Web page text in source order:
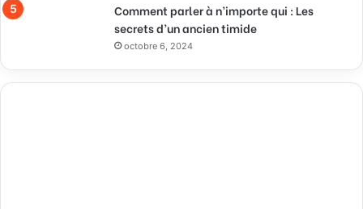
Comment parler à n’importe qui : Les
secrets d’un ancien timide
octobre 6, 2024